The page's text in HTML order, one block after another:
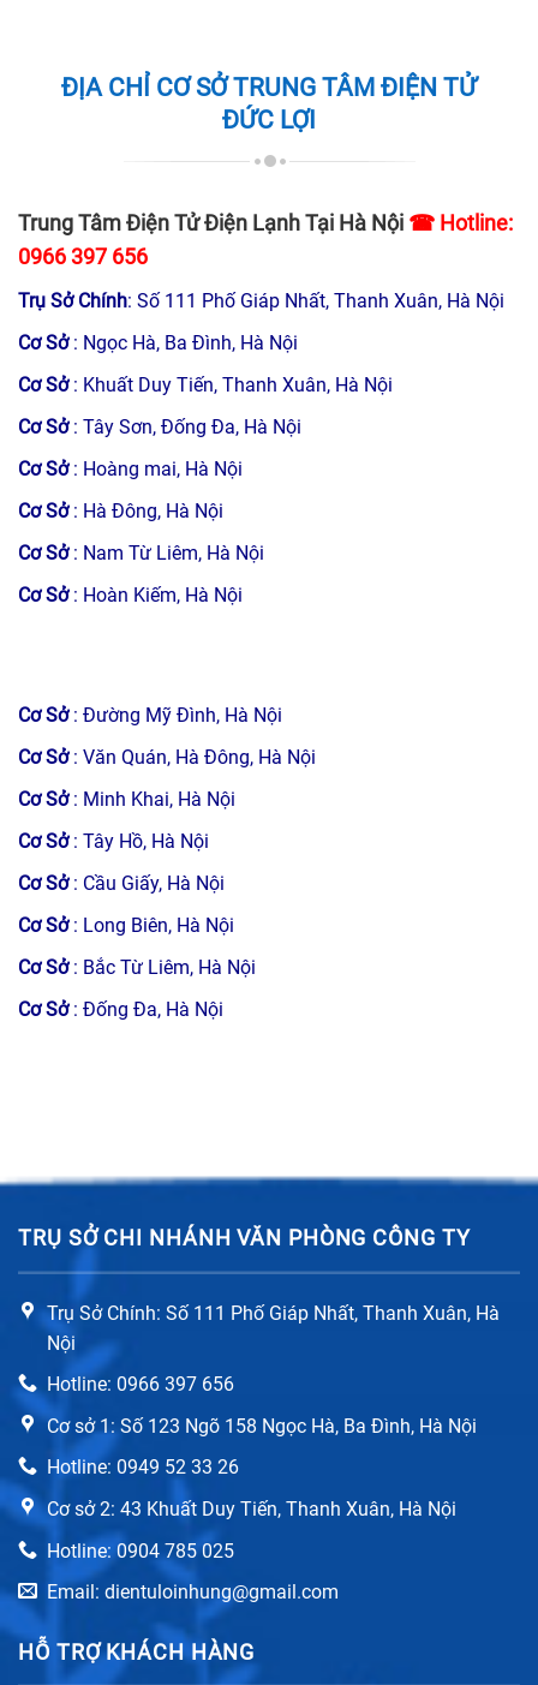
Quy trình sửa bếp từ hỏng tại nhà của Điện tử Đức Lợi
Quy trình của kỹ thuật viên điện tử Đức Lợi bao gồm
Bước 1.Khách hàng có nhu cầu khi liên hệ qua hotline
để yêu cầu thợ đến tận nơi.
Kiểm tra sẽ có nhân viên trực tổng đài tiếp đón và hẹn
lịch. Bạn cũng có thể hỏi, nêu thắc mắc với các vấn đề
liên quan đến bếp từ.
Bước 2.Điện tử Đức Lợi sẽ cử kỹ thuật viên đến tận nhà
kiểm tra bếp từ giúp bạn để phát hiện trục trặc, tìm ra
nguyên nhân cũng như hướng khắc phục tốt nhất
.
Báo giá sửa bếp từ tại nhà theo đúng quy định
của công ty cho khách hàng.
nhân viên sẽ vệ sinh sản phẩm sạch sẽ, kiểm tra các
chế độ hoạt động.
Nếu đã ổn, khách hàng không có yêu cầu gì thêm, nhân
viên mới viết phiếu thu và phiếu bảo hành.
Chế độ bảo hành lâu dài, chu đáo
Để khách hàng có thể hoàn toàn yên tâm khi chọn lựa
dịch vụ sửa bếp từ,
Điện tử Đức Lợi xây dựng chế độ bảo hành đầy đủ.
Tất cả vấn đề phát sinh liên quan đến bếp từ sau khi
sửa chữa đều được nhân viên kỹ thuật hỗ trợ xử lý kịp
thời.
Nếu có lỗi từ phía kỹ thuật viên, chúng tôi sẽ khắc phục
miễn phí hoàn toàn để khách hàng có thể hài lòng.
ĐỊA CHỈ CƠ SỞ TRUNG TÂM ĐIỆN TỬ
ĐỨC LỢI
Trung Tâm Điện Tử Điện Lạnh Tại Hà Nội ☎ Hotline:
0966 397 656
Trụ Sở Chính: Số 111 Phố Giáp Nhất, Thanh Xuân, Hà Nội
Cơ Sở : Ngọc Hà, Ba Đình, Hà Nội
Cơ Sở : Khuất Duy Tiến, Thanh Xuân, Hà Nội
Cơ Sở : Tây Sơn, Đống Đa, Hà Nội
Cơ Sở: Hoàng mai, Hà Nội
Cơ Sở : Hà Đông, Hà Nội
Cơ Sở : Nam Từ Liêm, Hà Nội
Cơ Sở : Hoàn Kiếm, Hà Nội
Cơ Sở : Đường Mỹ Đình, Hà Nội
Cơ Sở : Văn Quán, Hà Đông, Hà Nội
Cơ Sở : Minh Khai, Hà Nội
Cơ Sở : Tây Hồ, Hà Nội
Cơ Sở: Cầu Giấy, Hà Nội
Cơ Sở : Long Biên, Hà Nội
Cơ Sở : Bắc Từ Liêm, Hà Nội
Cơ Sở : Đống Đa, Hà Nội
TRỤ SỞ CHI NHÁNH VĂN PHÒNG CÔNG TY
Trụ Sở Chính: Số 111 Phố Giáp Nhất, Thanh Xuân, Hà
Nội
Hotline: 0966 397 656
Cơ sở 1: Số 123 Ngõ 158 Ngọc Hà, Ba Đình, Hà Nội
Hotline: 0949 52 33 26
Cơ sở 2: 43 Khuất Duy Tiến, Thanh Xuân, Hà Nội
Hotline: 0904 785 025
Email: dientuloinhung@gmail.com
HỖ TRỢ KHÁCH HÀNG